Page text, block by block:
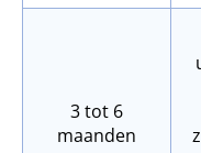
3 tot 6
maanden